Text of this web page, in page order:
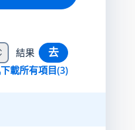
結果 去
下載所有項目(3)